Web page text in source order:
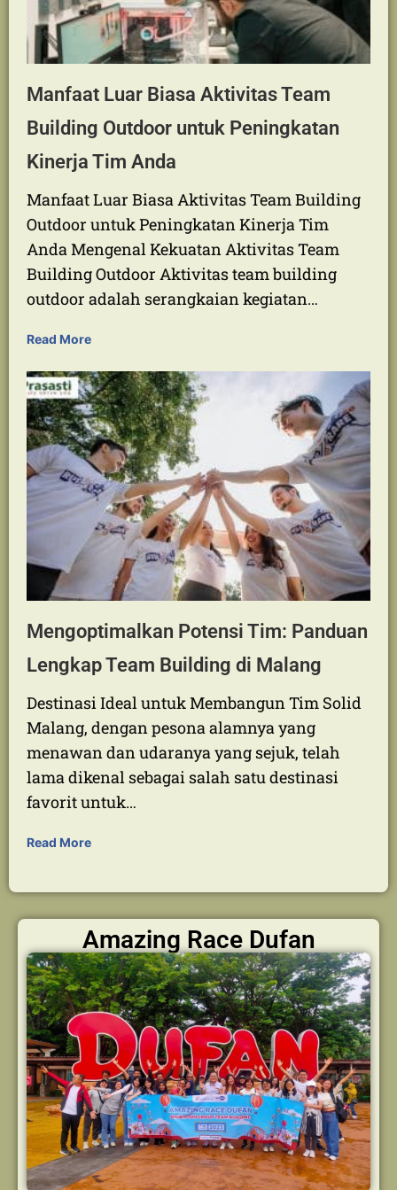
Manfaat Luar Biasa Aktivitas Team
Building Outdoor untuk Peningkatan
Kinerja Tim Anda
Manfaat Luar Biasa Aktivitas Team Building
Anda Mengenal Kekuatan Aktivitas Team
Building Outdoor Aktivitas team building
outdoor adalah serangkaian kegiatan…
Read More
Mengoptimalkan Potensi Tim: Panduan
Lengkap Team Building di Malang
Destinasi Ideal untuk Membangun Tim Solid
lama dikenal sebagai salah satu destinasi
favorit untuk…
Read More
Amazing Race Dufan